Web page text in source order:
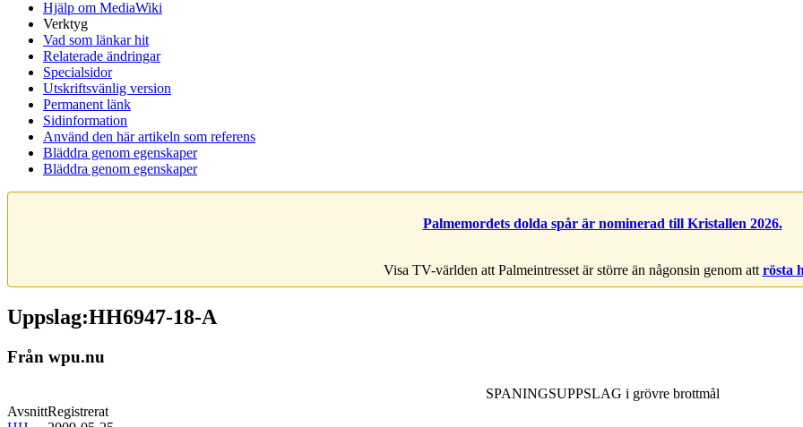
Hjälp om MediaWiki
Verktyg
Vad som länkar hit
Relaterade ändringar
Specialsidor
Utskriftsvänlig version
Permanent länk
Sidinformation
Använd den här artikeln som referens
Bläddra genom egenskaper
Bläddra genom egenskaper
Palmemordets dolda spår är nominerad till Kristallen 2026.
Visa TV-världen att Palmeintresset är större än någonsin genom att rösta
Uppslag:HH6947-18-A
Från wpu.nu
SPANINGSUPPSLAG i grövre brottmål
AvsnittRegistrerat